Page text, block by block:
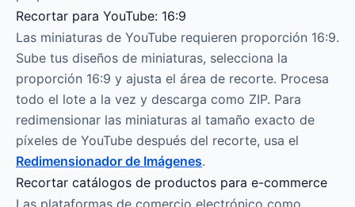
Recortar para YouTube: 16:9
Las miniaturas de YouTube requieren proporción 16:9.
Sube tus diseños de miniaturas, selecciona la
proporción 16:9 y ajusta el área de recorte. Procesa
todo el lote a la vez y descarga como ZIP. Para
redimensionar las miniaturas al tamaño exacto de
píxeles de YouTube después del recorte, usa el
Redimensionador de Imágenes.
Recortar catálogos de productos para e-commerce
Las plataformas de comercio electrónico como